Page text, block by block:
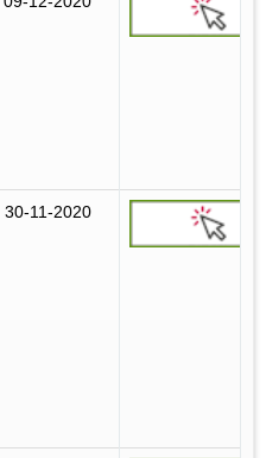
30-11-2020